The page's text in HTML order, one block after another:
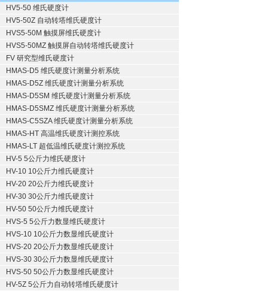
HV5-50 维氏硬度计
HV5-50Z 自动转塔维氏硬度计
HVS5-50M 触摸屏维氏硬度计
HVS5-50MZ 触摸屏自动转塔维氏硬度计
FV 研究型维氏硬度计
HMAS-D5 维氏硬度计测量分析系统
HMAS-D5Z 维氏硬度计测量分析系统
HMAS-D5SM 维氏硬度计测量分析系统
HMAS-D5SMZ 维氏硬度计测量分析系统
HMAS-C5SZA 维氏硬度计测量分析系统
HMAS-HT 高温维氏硬度计测控系统
HMAS-LT 超低温维氏硬度计测控系统
HV-5 5公斤力维氏硬度计
HV-10 10公斤力维氏硬度计
HV-20 20公斤力维氏硬度计
HV-30 30公斤力维氏硬度计
HV-50 50公斤力维氏硬度计
HVS-5 5公斤力数显维氏硬度计
HVS-10 10公斤力数显维氏硬度计
HVS-20 20公斤力数显维氏硬度计
HVS-30 30公斤力数显维氏硬度计
HVS-50 50公斤力数显维氏硬度计
HV-5Z 5公斤力自动转塔维氏硬度计